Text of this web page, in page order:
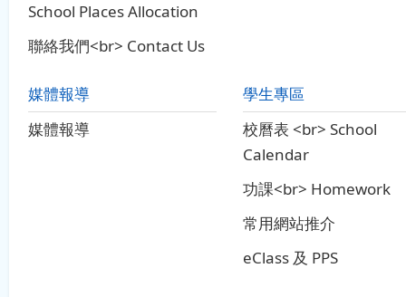
School Places Allocation
聯絡我們<br> Contact Us
媒體報導
媒體報導
學生專區
校曆表 <br> School
Calendar
功課<br> Homework
常用網站推介
eClass 及 PPS